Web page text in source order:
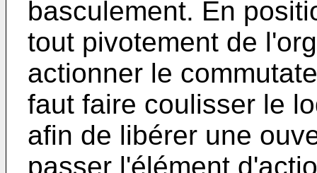
basculement. En
tout pivotement de
actionner le
faut faire coulisser le
afin de libérer une
passer l'élément